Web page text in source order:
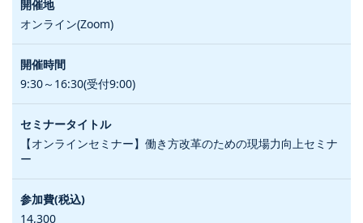
オンライン(Zoom)
9:30～16:30(受付9:00)
【オンラインセミナー】働き方改革のための現場力向上セミナ
ー
14,300